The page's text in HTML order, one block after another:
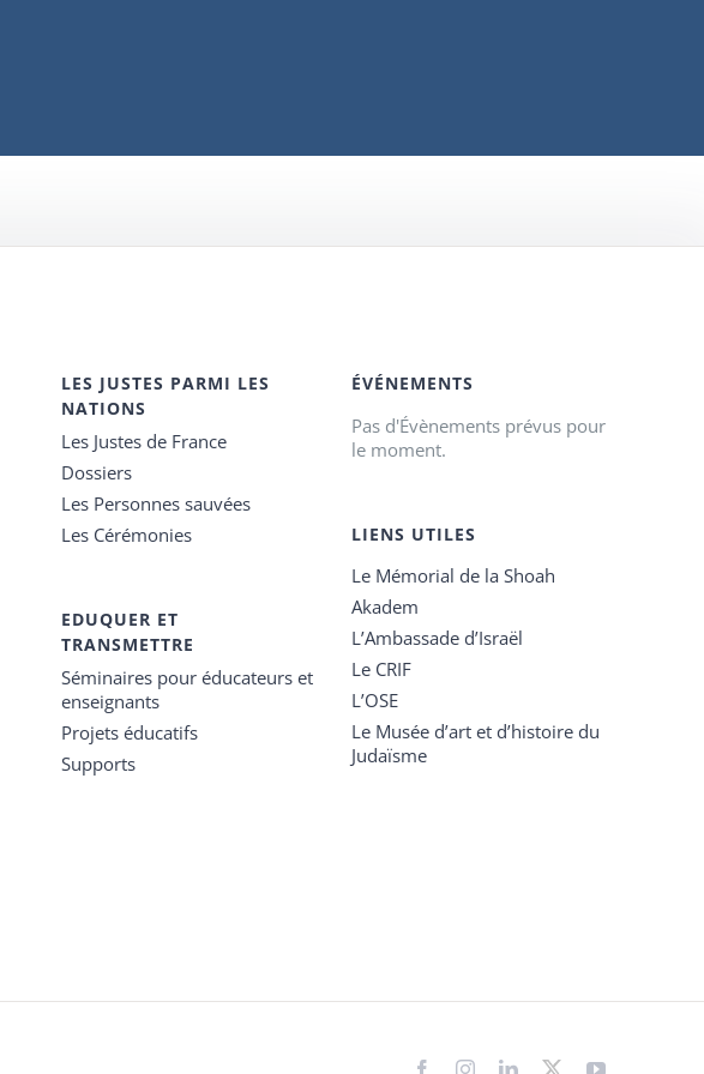
LES JUSTES PARMI LES
NATIONS
Les Justes de France
Dossiers
Les Personnes sauvées
Les Cérémonies
EDUQUER ET
TRANSMETTRE
Séminaires pour éducateurs et
enseignants
Projets éducatifs
Supports
ÉVÉNEMENTS
Pas d'Évènements prévus pour
le moment.
LIENS UTILES
Le Mémorial de la Shoah
Akadem
L’Ambassade d’Israël
Le CRIF
L’OSE
Le Musée d’art et d’histoire du
Judaïsme
FacebookInstagramLinkedIn
X YouTube